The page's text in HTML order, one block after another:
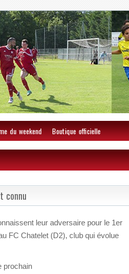
du weekend Boutique officielle
connu
leur adversaire pour le 1er
FC Chatelet (D2), club qui évolue
prochain